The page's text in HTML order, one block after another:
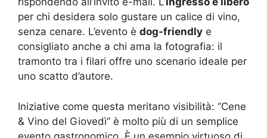
per chi desidera solo gustare un calice di vino,
senza cenare. L’evento è dog-friendly e
consigliato anche a chi ama la fotografia: il
tramonto tra i filari offre uno scenario ideale per
uno scatto d’autore.
Iniziative come questa meritano visibilità: “Cene
& Vino del Giovedì” è molto più di un semplice